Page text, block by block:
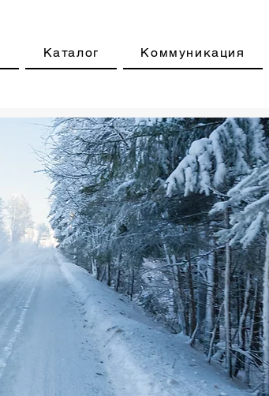
Каталог Коммуникация